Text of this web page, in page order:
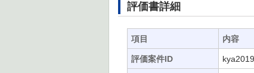
評価書詳細
項目 内容
評価案件ID